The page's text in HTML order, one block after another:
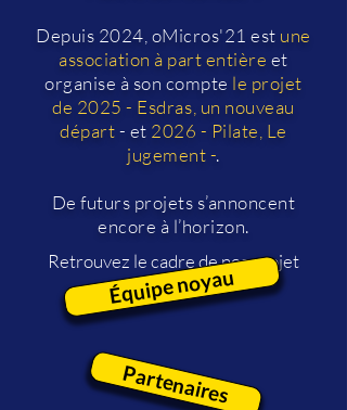
Depuis 2024, oMicros'21 est une
association à part entière et
organise à son compte le projet
de 2025 - Esdras, un nouveau
départ- et 2026 - Pilate, Le
jugement -.
De futurs projets s’annoncent
encore à l’horizon.
Retrouvez le cadre de nos projet
avec :
Équipe noyau
Partenaires